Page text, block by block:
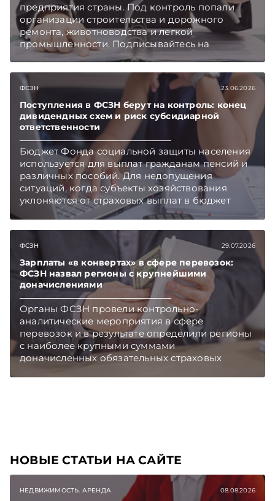
предприятия страны. Под контроль попали
организации строительства и дорожного
ремонта, животноводства и легкой
промышленности. Подписывайтесь на
Telegram‑канал и Viber. Главное об экономике
TelegramViber
ФСЗН 23.06.2026
Поступления в ФСЗН берут на контроль: конец
дивидендных схем и риск субсидиарной
ответственности
Бюджет Фонда социальной защиты населения
используется для выплат гражданам пенсий и
различных пособий. Для недопущения
ситуаций, когда субъекты хозяйствования
уклоняются от страховых выплат в бюджет
фонда, законодатели готовят специальные
Viber. Главное об экономике Беларуси —
раньше, чем в новостях TelegramViber
ФСЗН 29.07.2026
Зарплаты «в конвертах» в сфере перевозок:
ФСЗН назвал регионы с крупнейшими
доначислениями
Органы ФСЗН провели контрольно-
аналитические мероприятия в сфере
перевозок и в результате определили регионы
с наиболее крупными суммами
доначисленных обязательных страховых
НОВЫЕ СТАТЬИ НА САЙТЕ
НЕДВИЖИМОСТЬ. АРЕНДА 08.08.2026